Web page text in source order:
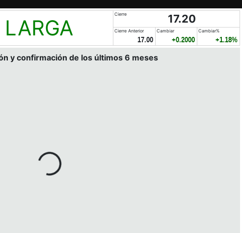
Cierre 17.20
Cierre Anterior
17.00
Cambiar
+0.2000
Cambiar%
+1.18%
y confirmación de los últimos 6 meses